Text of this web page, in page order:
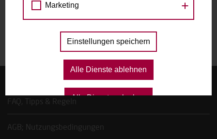
FAQ, Tipps & Regeln
AGB; Nutzungsbedingungen
Marketing
Einstellungen speichern
Alle Dienste ablehnen
Alle Dienste erlauben